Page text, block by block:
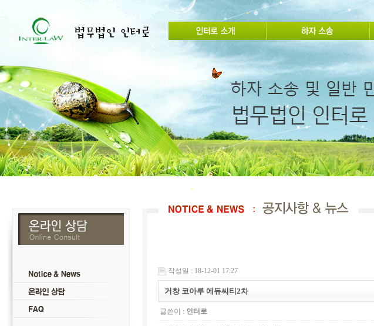
작성일 : 18-12-01 17:27
거창 코아루 에듀씨티2차
글쓴이 : 인터로